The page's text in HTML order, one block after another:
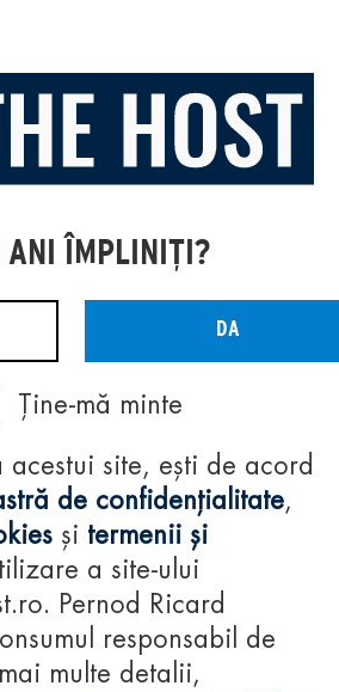
ANI ÎMPLINIȚI?
DA
Ține-mă minte
acestui site, ești de acord
de confidențialitate,
și termenii și
a site-ului
Pernod Ricard
responsabil de
multe detalii,